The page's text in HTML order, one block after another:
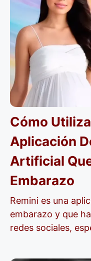
Cómo
Aplicación
Artificial
Embarazo
Remini es una
embarazo y que
redes sociales,